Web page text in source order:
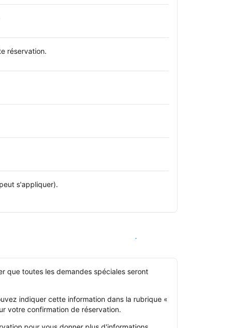
réservation.
s'appliquer).
Voir les disponibilités
que toutes les demandes spéciales seront
indiquer cette information dans la rubrique «
votre confirmation de réservation.